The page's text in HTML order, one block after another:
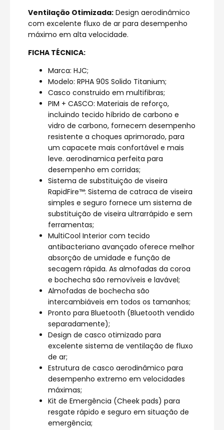
Ventilação Otimizada: Design aerodinâmico
com excelente fluxo de ar para desempenho
máximo em alta velocidade.
FICHA TÉCNICA:
Marca: HJC;
Modelo: RPHA 90S Solido Titanium;
Casco construido em multifibras;
PIM + CASCO: Materiais de reforço,
incluindo tecido híbrido de carbono e
vidro de carbono, fornecem desempenho
resistente a choques aprimorado, para
um capacete mais confortável e mais
leve. aerodinamica perfeita para
desempenho em corridas;
Sistema de substituição de viseira
RapidFire™: Sistema de catraca de viseira
simples e seguro fornece um sistema de
substituição de viseira ultrarrápido e sem
ferramentas;
MultiCool Interior com tecido
antibacteriano avançado oferece melhor
absorção de umidade e função de
secagem rápida. As almofadas da coroa
e bochecha são removíveis e lavável;
Almofadas de bochecha são
intercambiáveis em todos os tamanhos;
Pronto para Bluetooth (Bluetooth vendido
separadamente);
Design de casco otimizado para
excelente sistema de ventilação de fluxo
de ar;
Estrutura de casco aerodinâmico para
desempenho extremo em velocidades
máximas;
Kit de Emergência (Cheek pads) para
resgate rápido e seguro em situação de
emergência;